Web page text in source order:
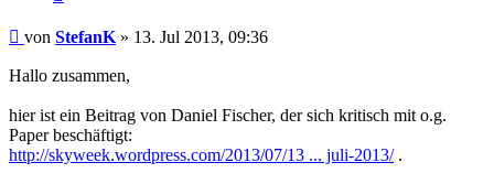
Beitrag
von StefanK » 13. Jul 2013, 09:36
Hallo zusammen,
hier ist ein Beitrag von Daniel Fischer, der sich kritisch mit o.g.
Paper beschäftigt:
http://skyweek.wordpress.com/2013/07/13 ... juli-2013/.